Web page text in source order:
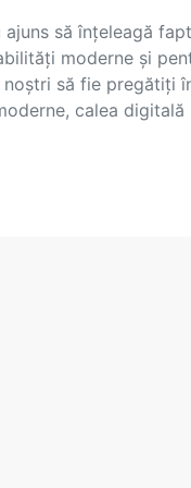
ajuns să înțeleagă
moderne și
să fie pregătiți
calea digitală